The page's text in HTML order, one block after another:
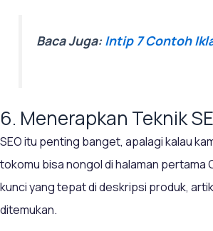
Baca Juga: Intip 7 Contoh
6. Menerapkan Teknik
SEO itu penting banget, apalagi kalau
tokomu bisa nongol di halaman pertama
kunci yang tepat di deskripsi produk,
ditemukan.